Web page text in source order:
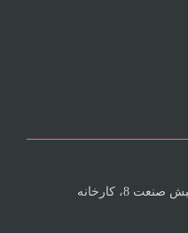
تبریز، شهرک صنعتی بیلوردی، نبش صنعت 8، کارخانه